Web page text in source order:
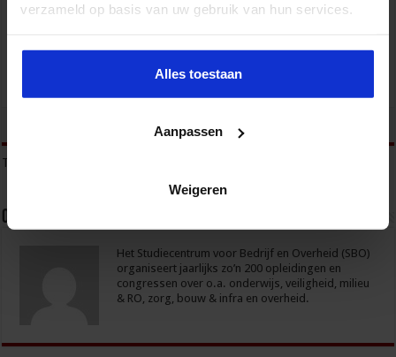
verzameld op basis van uw gebruik van hun services.
Alles toestaan
Aanpassen
Weigeren
VEILIGHEID
Tags
Over sbo
Het Studiecentrum voor Bedrijf en Overheid (SBO)
organiseert jaarlijks zo’n 200 opleidingen en
congressen over o.a. onderwijs, veiligheid, milieu
& RO, zorg, bouw & infra en overheid.